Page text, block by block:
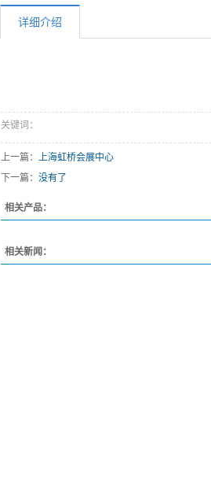
详细介绍
关键词：
上一篇：
上海虹桥会展中心
下一篇： 没有了
相关产品：
相关新闻：